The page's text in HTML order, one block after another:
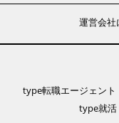
運営会社
type転職エージェント
type就活